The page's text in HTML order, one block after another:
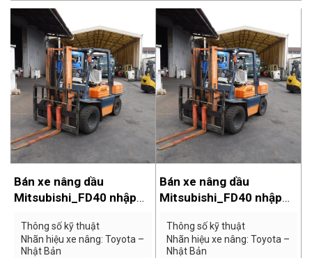
- Phù hợp: Kho xưởng,
logistics, nhà máy, kho lạnh
Bán xe nâng dầu
Mitsubishi_FD40 nhập
Thông số kỹ thuật
Nhãn hiệu xe nâng: Toyota –
Nhật Bản
Bán xe nâng dầu
Mitsubishi_FD40 nhập
Thông số kỹ thuật
Nhãn hiệu xe nâng: Toyota –
Nhật Bản